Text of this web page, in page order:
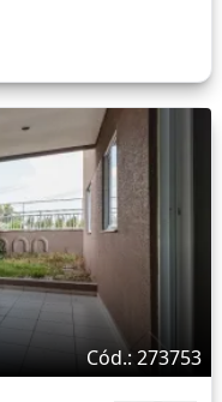
Cód.: 273753